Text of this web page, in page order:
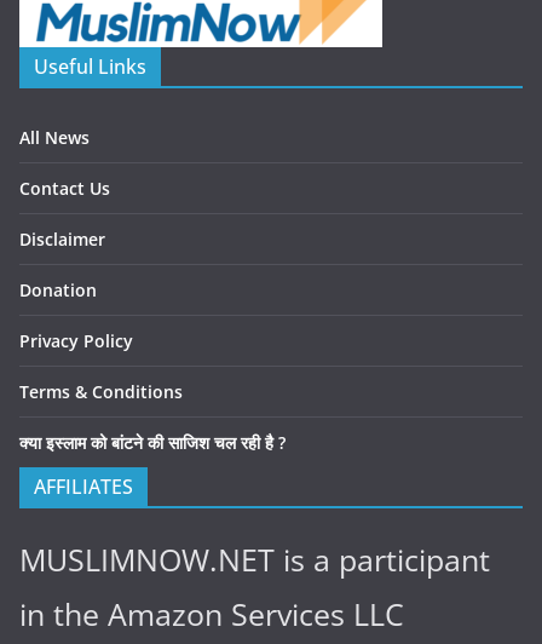
Useful Links
All News
Contact Us
Disclaimer
Donation
Privacy Policy
Terms & Conditions
क्या इस्लाम को बांटने की साजिश चल रही है ?
AFFILIATES
MUSLIMNOW.NET is a participant
in the Amazon Services LLC